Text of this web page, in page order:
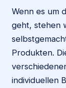
Wenn es um
geht, stehen
Produkten.
individuellen